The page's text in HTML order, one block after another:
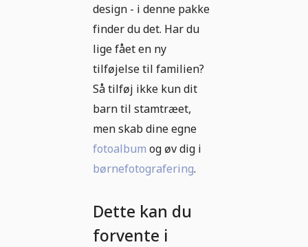
design - i denne pakke
finder du det. Har du
lige fået en ny
tilføjelse til familien?
Så tilføj ikke kun dit
barn til stamtræet,
men skab dine egne
fotoalbum og øv dig i
børnefotografering.
Dette kan du
forvente i